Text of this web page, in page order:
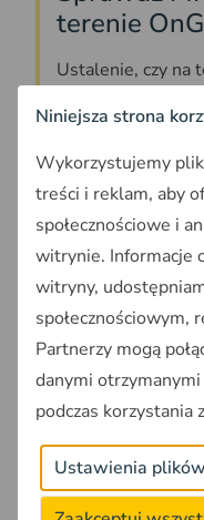
terenie
Ustalenie, czy na
zadaniem na
kolejne kroki
przekształcenia
pomocą przyjdzie
Generując Raport
nazwę i numer
mapie granice
Jeżeli obszar jest
przebiega na nim
informuje o
Niniejsza strona
Wykorzystujemy
treści i reklam, aby
społecznościowe i
witrynie. Informacje
witryny,
społecznościowym,
Partnerzy mogą
danymi
podczas korzystania
Ustawienia